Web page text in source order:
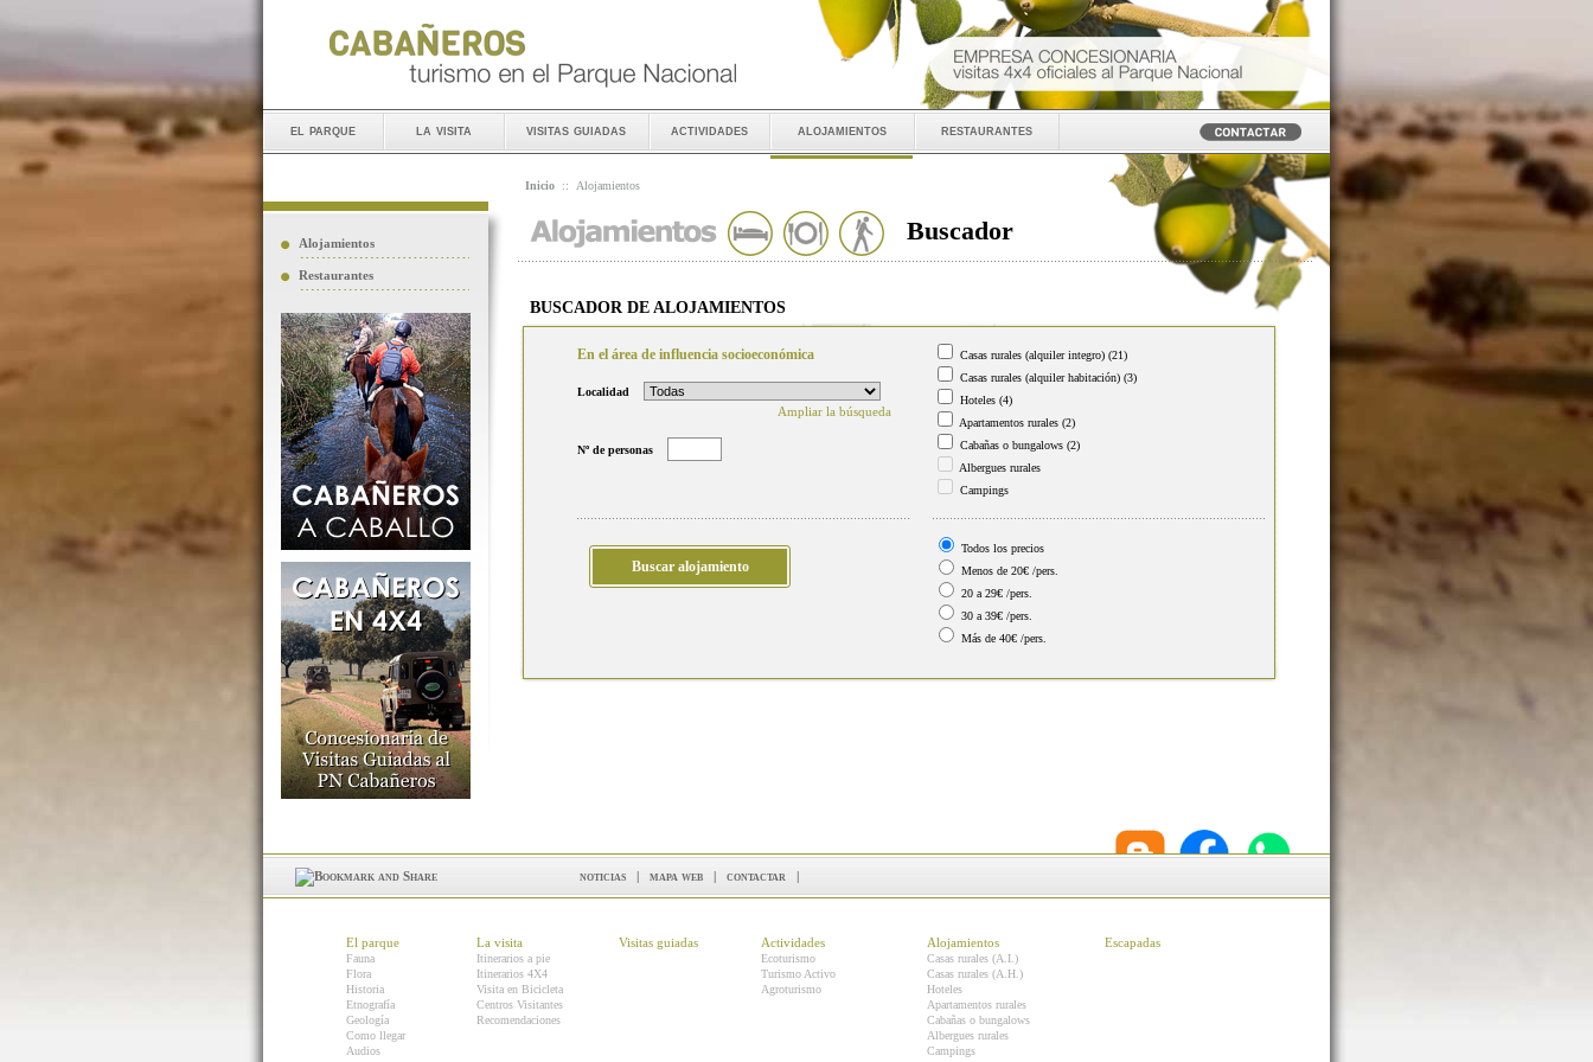
el parque la visita visitas guiadas actividades alojamientos restaurantes
Alojamientos
Restaurantes
Inicio :: Alojamientos
Buscador
BUSCADOR DE ALOJAMIENTOS
En el área de influencia socioeconómica
Localidad
Ampliar la búsqueda
Nº de personas
Casas rurales (alquiler integro) (21)
Casas rurales (alquiler habitación) (3)
Hoteles (4)
Apartamentos rurales (2)
Cabañas o bungalows (2)
Albergues rurales
Campings
Todos los precios
Menos de 20€ /pers.
20 a 29€ /pers.
30 a 39€ /pers.
Más de 40€ /pers.
noticias | mapa web | contactar |
El parque
Fauna
Flora
Historia
Etnografía
Geología
Como llegar
Audios
La visita
Itinerarios a pie
Itinerarios 4X4
Visita en Bicicleta
Centros Visitantes
Recomendaciones
Visitas guiadas Actividades
Ecoturismo
Turismo Activo
Agroturismo
Alojamientos
Casas rurales (A.I.)
Casas rurales (A.H.)
Hoteles
Apartamentos rurales
Cabañas o bungalows
Albergues rurales
Campings
Escapadas